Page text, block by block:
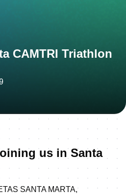
CAMTRI Triathlon
us in Santa
SANTA MARTA,